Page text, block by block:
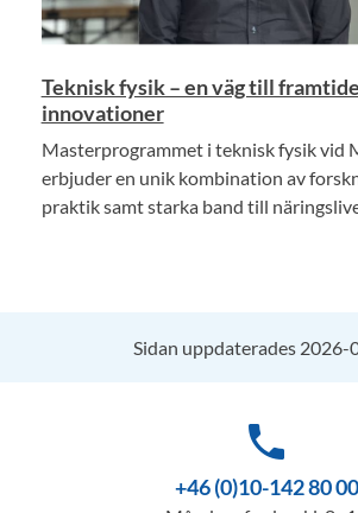
Teknisk fysik – en väg till
innovationer
Masterprogrammet i teknisk fysik
erbjuder en unik kombination av
praktik samt starka band till
Sidan uppdaterades 2026-
phone
+46 (0)10-142 80 00